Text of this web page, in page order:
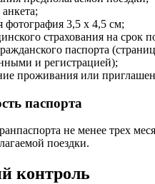
фотография 3,5 х 4,5 см;
страхования на срок
паспорта
и регистрацией);
проживания или
паспорта
не менее трех
поездки.
контроль